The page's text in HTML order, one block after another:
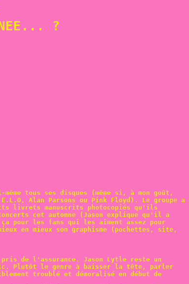
?
tous ses disques (même si, à mon goût,
Alan Parsons ou Pink Floyd). Le groupe a
livrets manuscrits photocopiés qu'ils
cet automne (Jason explique qu'il a
pour les fans qui les aiment assez pour
en mieux son graphisme (pochettes, site,
de l'assurance. Jason Lytle reste un
Plutôt le genre à baisser la tête, parler
troublé et démoralisé en début de